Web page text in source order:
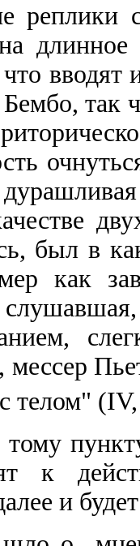
реплики
вводят
так
был в
как
мессер
с телом"
к
и